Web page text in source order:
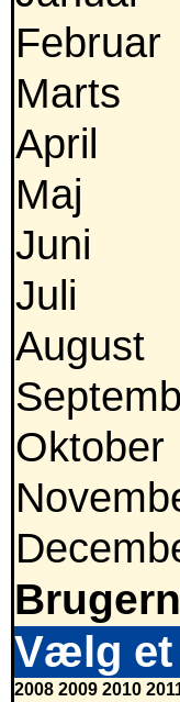
Februar
Marts
April
Maj
Juni
Juli
August
Oktober
Vælg et
2008 2009 2010